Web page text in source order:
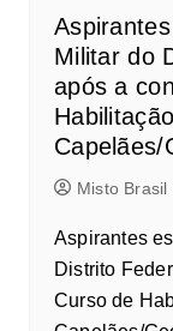
Militar do
após a
Capelães/
Misto Brasil
Aspirantes
Distrito
Curso de